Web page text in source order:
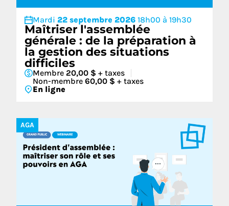
Mardi 22 septembre 2026 18h00 à 19h30
Maîtriser l'assemblée
générale : de la préparation à
la gestion des situations
difficiles
Membre 20,00 $ + taxes
Non-membre 60,00 $ + taxes
En ligne
AGA